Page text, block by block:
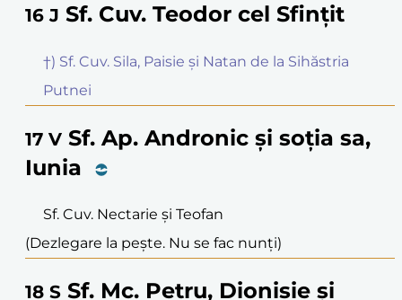
16 J Sf. Cuv. Teodor cel Sfințit
†) Sf. Cuv. Sila, Paisie și Natan de la Sihăstria
Putnei
17 V Sf. Ap. Andronic și soția sa,
Iunia
Sf. Cuv. Nectarie și Teofan
(Dezlegare la pește. Nu se fac nunți)
18 S Sf. Mc. Petru, Dionisie și